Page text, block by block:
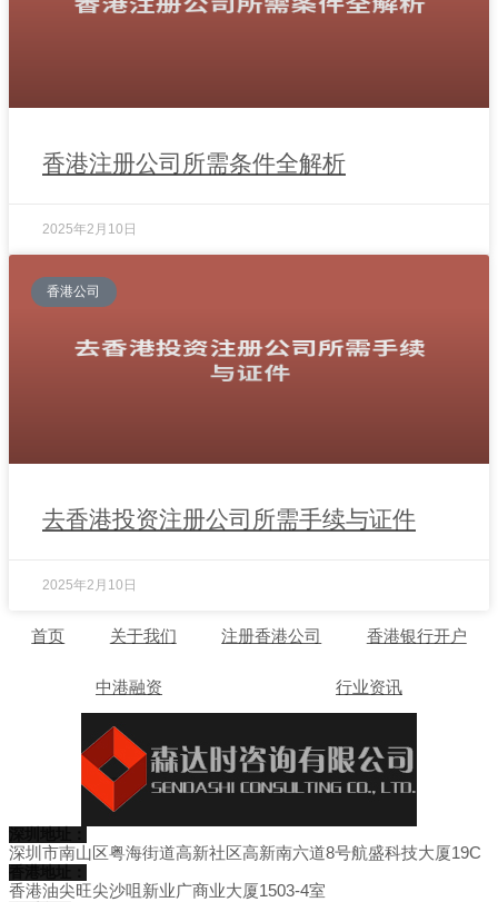
香港注册公司所需条件全解析
2025年2月10日
香港公司
去香港投资注册公司所需手续与证件
2025年2月10日
首页 关于我们 注册香港公司 香港银行开户
中港融资 行业资讯
深圳市南山区粤海街道高新社区高新南六道8号航盛科技大厦19C
香港油尖旺尖沙咀新业广商业大厦1503-4室